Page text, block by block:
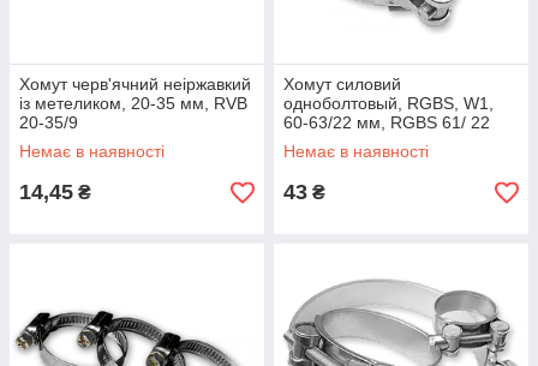
Хомут черв'ячний неіржавкий
із метеликом, 20-35 мм, RVB
20-35/9
Немає в наявності
14,45 ₴
Хомут силовий
одноболтовый, RGBS, W1,
60-63/22 мм, RGBS 61/ 22
Немає в наявності
43 ₴